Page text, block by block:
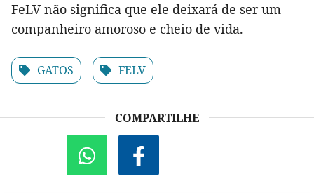
FeLV não significa que ele deixará de ser um
companheiro amoroso e cheio de vida.
GATOS FELV
COMPARTILHE